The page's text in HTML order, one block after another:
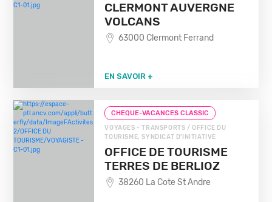
CLERMONT AUVERGNE
VOLCANS
63000 Clermont Ferrand
EN SAVOIR +
CHEQUE-VACANCES CLASSIC
VOYAGES - TRANSPORTS / OFFICE DU
TOURISME, SYNDICAT D'INITIATIVE
OFFICE DE TOURISME
TERRES DE BERLIOZ
38260 La Cote St Andre